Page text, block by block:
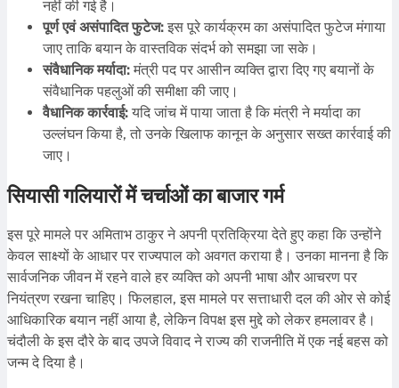
नहीं की गई है।
पूर्ण एवं असंपादित फुटेज: इस पूरे कार्यक्रम का असंपादित फुटेज मंगाया
जाए ताकि बयान के वास्तविक संदर्भ को समझा जा सके।
संवैधानिक मर्यादा: मंत्री पद पर आसीन व्यक्ति द्वारा दिए गए बयानों के
संवैधानिक पहलुओं की समीक्षा की जाए।
वैधानिक कार्रवाई: यदि जांच में पाया जाता है कि मंत्री ने मर्यादा का
उल्लंघन किया है, तो उनके खिलाफ कानून के अनुसार सख्त कार्रवाई की
जाए।
सियासी गलियारों में चर्चाओं का बाजार गर्म
इस पूरे मामले पर अमिताभ ठाकुर ने अपनी प्रतिक्रिया देते हुए कहा कि उन्होंने
केवल साक्ष्यों के आधार पर राज्यपाल को अवगत कराया है। उनका मानना है कि
सार्वजनिक जीवन में रहने वाले हर व्यक्ति को अपनी भाषा और आचरण पर
नियंत्रण रखना चाहिए। फिलहाल, इस मामले पर सत्ताधारी दल की ओर से कोई
आधिकारिक बयान नहीं आया है, लेकिन विपक्ष इस मुद्दे को लेकर हमलावर है।
चंदौली के इस दौरे के बाद उपजे विवाद ने राज्य की राजनीति में एक नई बहस को
जन्म दे दिया है।